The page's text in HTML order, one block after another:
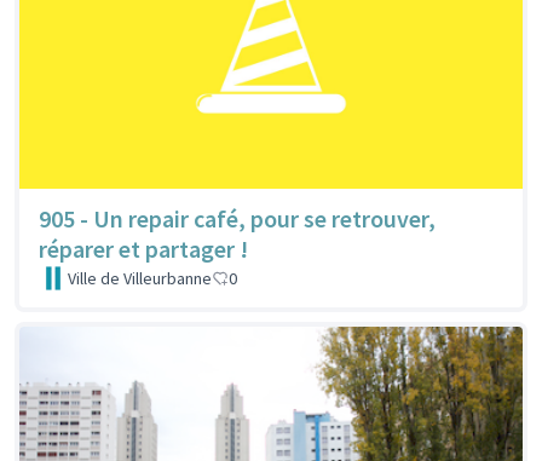
905 - Un repair café, pour se retrouver,
réparer et partager !
Ville de Villeurbanne 0